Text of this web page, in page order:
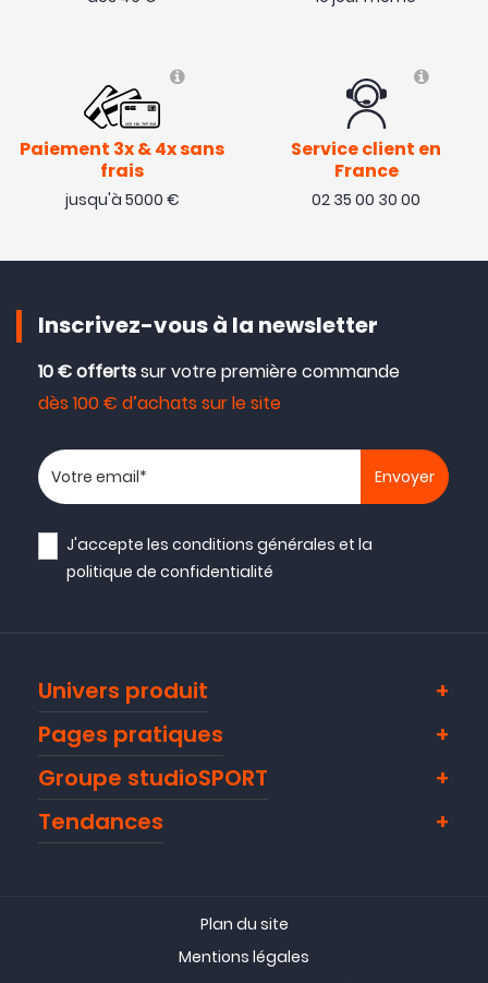
Paiement 3x & 4x sans
frais
jusqu'à 5000 €
Service client en
France
02 35 00 30 00
Inscrivez-vous à la newsletter
10 € offertssur votre première commande
dès 100 € d’achats sur le site
Votre adresse email
J'accepte lesconditions générales et la
politique de confidentialité
Univers produit
Pages pratiques
Groupe studioSPORT
Tendances
Plan du site
Mentions légales